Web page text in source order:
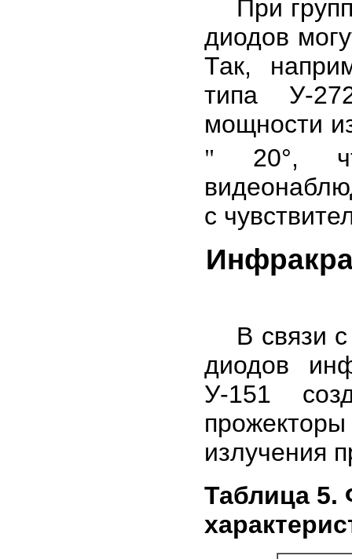
При
диодов
Так,
типа У-
мощности
" 20°,
с
В связи с
диодов
У-151
излучения
Таблица 5.